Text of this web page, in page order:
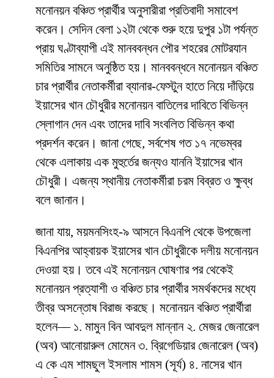
মনোনয়ন বঞ্চিত প্রার্থীর অনুসারীরা প্রতিবাদী সমাবেশ
করেন। সেদিন বেলা ১২টা থেকে শুরু হয়ে দুপুর ১টা পর্যন্ত
প্রায় ঘণ্টাব্যাপী এই মানববন্ধন পৌর শহরের মোটরযান
সমিতির সামনে অনুষ্ঠিত হয়। মানববন্ধনে মনোনয়ন বঞ্চিত
চার প্রার্থীর নেতাকর্মীরা ব্যানার-ফেস্টুন হাতে নিয়ে দাঁড়িয়ে
ইয়াসের খান চৌধুরীর মনোনয়ন বাতিলের দাবিতে বিভিন্ন
স্লোগান দেন এবং তাদের দাবি সংবলিত বিভিন্ন কথা
প্রদর্শন করেন। জানা গেছে, সর্বশেষ গত ১৭ নভেম্বর
থেকে এলাকায় এক মুহুর্তের জন্যও যাননি ইয়াসের খান
চৌধুরী। এজন্য স্থানীয় নেতাকর্মীরা চরম বিব্রত ও ক্ষুব্ধ
বলে জানান।
জানা যায়, ময়মনসিংহ-৯ আসনে বিএনপি থেকে উপজেলা
বিএনপির আহ্বায়ক ইয়াসের খান চৌধুরীকে দলীয় মনোনয়ন
দেওয়া হয়। তবে এই মনোনয়ন ঘোষণার পর থেকেই
মনোনয়ন প্রত্যাশী ও বঞ্চিত চার প্রার্থীর সমর্থকদের মধ্যে
তীব্র অসন্তোষ বিরাজ করছে। মনোনয়ন বঞ্চিত প্রার্থীরা
হলেন— ১. মামুন বিন আবদুল মান্নান ২. মেজর জেনারেল
(অব) আনোয়ারুল মোমেন ৩. ব্রিগেডিয়ার জেনারেল (অব)
এ কে এম শামছুল ইসলাম শামস (সূর্য) ৪. নাসের খান